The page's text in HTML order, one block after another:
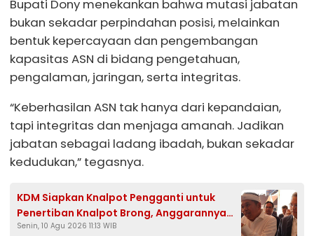
Bupati Dony menekankan bahwa mutasi jabatan
bukan sekadar perpindahan posisi, melainkan
bentuk kepercayaan dan pengembangan
kapasitas ASN di bidang pengetahuan,
pengalaman, jaringan, serta integritas.
“Keberhasilan ASN tak hanya dari kepandaian,
tapi integritas dan menjaga amanah. Jadikan
jabatan sebagai ladang ibadah, bukan sekadar
kedudukan,” tegasnya.
KDM Siapkan Knalpot Pengganti untuk
Penertiban Knalpot Brong, Anggarannya
dari APBD dan CSR
Senin, 10 Agu 2026 11:13 WIB